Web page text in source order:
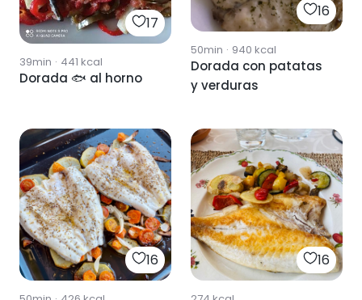
17
39min · 441 kcal
Dorada 🐟 al horno
16
50min · 940 kcal
Dorada con patatas
y verduras
16 16